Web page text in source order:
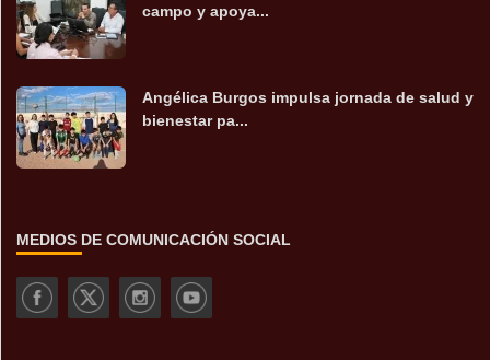
campo y apoya...
Angélica Burgos impulsa jornada de salud y
bienestar pa...
MEDIOS DE COMUNICACIÓN SOCIAL